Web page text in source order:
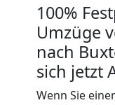
100%
Umzüge
nach
sich jetzt
Wenn Sie
Neustadt